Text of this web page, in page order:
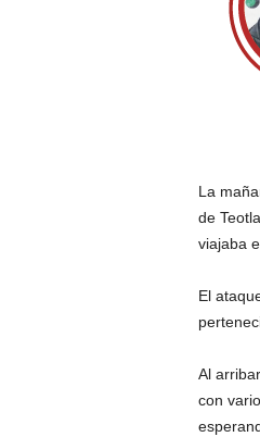
La
de
viajaba
El
Al
con